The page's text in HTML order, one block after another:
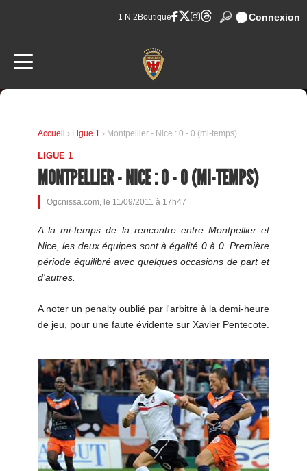
1 N 2 Boutique Connexion
Accueil › Ligue 1 › Montpellier - Nice : 0 - 0 (mi-temps)
LIGUE 1
MONTPELLIER - NICE : 0 - 0 (MI-TEMPS)
Ogcnissa.com, le 11/09/2011 à 17h47
A la mi-temps de la rencontre entre Montpellier et
Nice, les deux équipes sont à égalité 0 à 0. Première
période équilibré avec quelques occasions de part et
d'autres.
A noter un penalty oublié par l'arbitre à la demi-heure
de jeu, pour une faute évidente sur Xavier Pentecote.